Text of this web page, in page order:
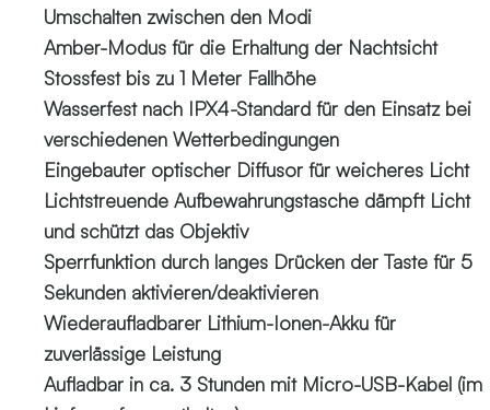
Umschalten zwischen den Modi
Amber-Modus für die Erhaltung der Nachtsicht
Stossfest bis zu 1 Meter Fallhöhe
Wasserfest nach IPX4-Standard für den Einsatz bei
verschiedenen Wetterbedingungen
Eingebauter optischer Diffusor für weicheres Licht
Lichtstreuende Aufbewahrungstasche dämpft Licht
und schützt das Objektiv
Sperrfunktion durch langes Drücken der Taste für 5
Sekunden aktivieren/deaktivieren
Wiederaufladbarer Lithium-Ionen-Akku für
zuverlässige Leistung
Aufladbar in ca. 3 Stunden mit Micro-USB-Kabel (im